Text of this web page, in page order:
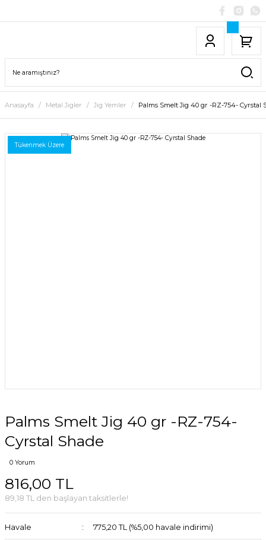
Anasayfa Metal Jigler Jig Yemler Palms Smelt Jig 40 gr -RZ-754- Cyrstal
Tükenmek Üzere
Palms Smelt Jig 40 gr -RZ-754-
Cyrstal Shade
0 Yorum
816,00 TL
89,18 TL den başlayan taksitlerle!
Havale 775,20 TL (%5,00 havale indirimi)